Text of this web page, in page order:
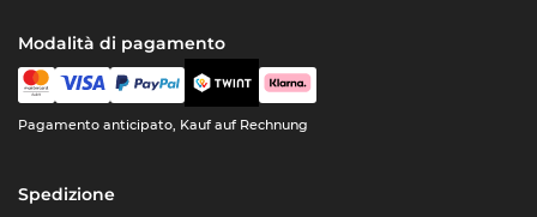
Modalità di pagamento
Pagamento anticipato, Kauf auf Rechnung
Spedizione